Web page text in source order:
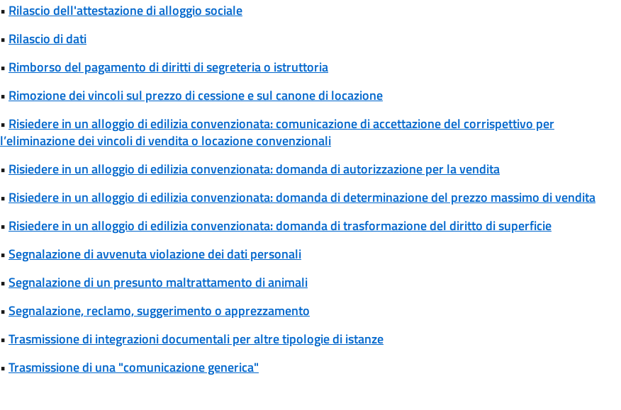
• Rilascio dell'attestazione di alloggio sociale
• Rilascio di dati
• Rimborso del pagamento di diritti di segreteria o istruttoria
• Rimozione dei vincoli sul prezzo di cessione e sul canone di locazione
• Risiedere in un alloggio di edilizia convenzionata: comunicazione di accettazione del corrispettivo per
l’eliminazione dei vincoli di vendita o locazione convenzionali
• Risiedere in un alloggio di edilizia convenzionata: domanda di autorizzazione per la vendita
• Risiedere in un alloggio di edilizia convenzionata: domanda di determinazione del prezzo massimo di vendita
• Risiedere in un alloggio di edilizia convenzionata: domanda di trasformazione del diritto di superficie
•Segnalazione di avvenuta violazione dei dati personali
•Segnalazione di un presunto maltrattamento di animali
•Segnalazione, reclamo, suggerimento o apprezzamento
•Trasmissione di integrazioni documentali per altre tipologie di istanze
•Trasmissione di una "comunicazione generica"